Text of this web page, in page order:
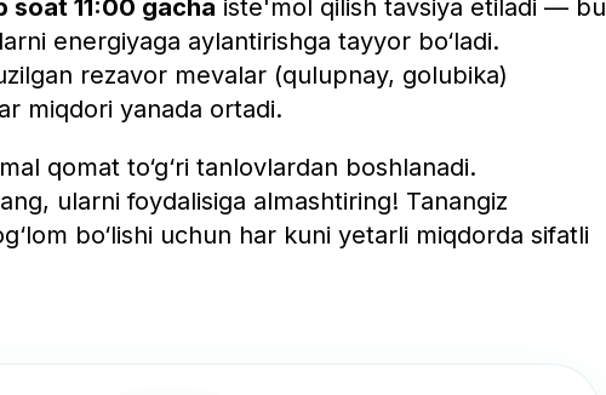
soat 11:00 gacha iste'mol qilish tavsiya etiladi — bu
energiyaga aylantirishga tayyor bo‘ladi.
rezavor mevalar (qulupnay, golubika)
miqdori yanada ortadi.
qomat to‘g‘ri tanlovlardan boshlanadi.
ularni foydalisiga almashtiring! Tanangiz
bo‘lishi uchun har kuni yetarli miqdorda sifatli